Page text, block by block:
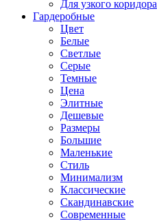
Для узкого коридора
Гардеробные
Цвет
Белые
Светлые
Серые
Темные
Цена
Элитные
Дешевые
Размеры
Большие
Маленькие
Стиль
Минимализм
Классические
Скандинавские
Современные